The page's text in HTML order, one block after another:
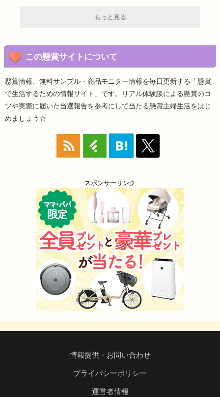
もっと見る
この懸賞サイトについて
懸賞情報、無料サンプル・商品モニター情報を毎日更新する「懸賞
で生活するための情報サイト」です。リアル体験談による懸賞のコ
ツや実際に届いた当選報告を参考にして当たる懸賞主婦生活をはじ
めましょう☆
スポンサーリンク
情報提供・お問い合わせ
プライバシーポリシー
運営者情報